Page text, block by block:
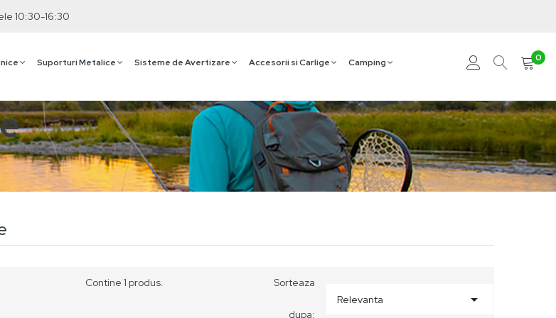
10:30-16:30
0
Suporturi Metalice Sisteme de Avertizare Accesorii si Carlige Camping
Contine 1 produs. Sorteaza
dupa:
Relevanta 